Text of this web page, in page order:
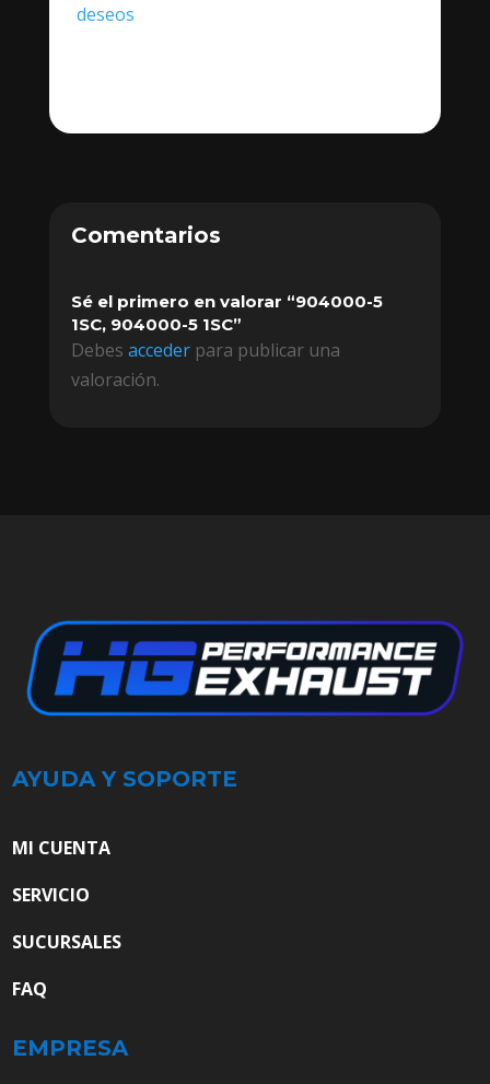
deseos
Comentarios
Sé el primero en valorar “904000-5
1SC, 904000-5 1SC”
Debes accederpara publicar una
valoración.
AYUDA Y SOPORTE
MI CUENTA
SERVICIO
SUCURSALES
FAQ
EMPRESA